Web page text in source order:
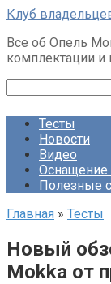
Перейти
контенту
Клуб
Все об Опель
комплектации и
Тесты
Новости
Видео
Оснащение
Полезные
Главная » Тесты
Новый
Mokka от